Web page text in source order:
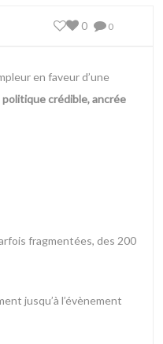
0
0
en faveur d’une
crédible, ancrée
fragmentées, des 200
jusqu’à l’évènement